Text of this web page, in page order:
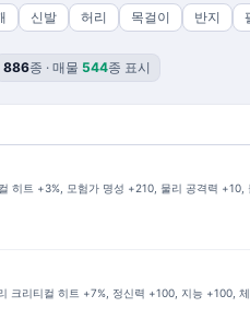
신발 허리 목걸이 반지
886종 · 매물 544종 표시
히트 +3%, 모험가 명성 +210, 물리 공격력
크리티컬 히트 +7%, 정신력 +100, 지능 +100,